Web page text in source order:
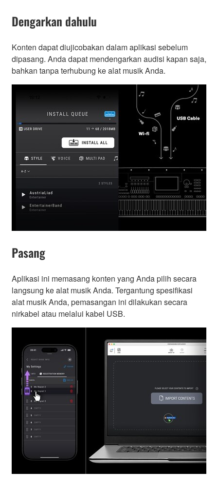
Dengarkan dahulu
Konten dapat diujicobakan dalam aplikasi sebelum
dipasang. Anda dapat mendengarkan audisi kapan saja,
bahkan tanpa terhubung ke alat musik Anda.
Pasang
Aplikasi ini memasang konten yang Anda pilih secara
langsung ke alat musik Anda. Tergantung spesifikasi
alat musik Anda, pemasangan ini dilakukan secara
nirkabel atau melalui kabel USB.